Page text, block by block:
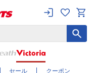
セール クーポン